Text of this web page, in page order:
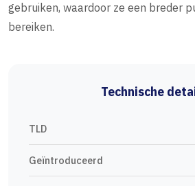
gebruiken, waardoor ze een breder
bereiken.
Technische
TLD
Geïntroduceerd